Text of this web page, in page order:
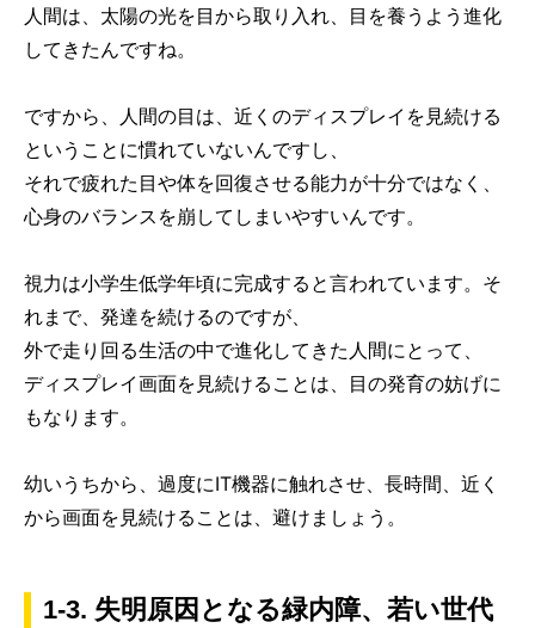
人間は、太陽の光を目から取り入れ、目を養うよう進化
してきたんですね。
ですから、人間の目は、近くのディスプレイを見続ける
ということに慣れていないんですし、
それで疲れた目や体を回復させる能力が十分ではなく、
心身のバランスを崩してしまいやすいんです。
視力は小学生低学年頃に完成すると言われています。そ
れまで、発達を続けるのですが、
外で走り回る生活の中で進化してきた人間にとって、
ディスプレイ画面を見続けることは、目の発育の妨げに
もなります。
幼いうちから、過度にIT機器に触れさせ、長時間、近く
から画面を見続けることは、避けましょう。
1-3. 失明原因となる緑内障、若い世代